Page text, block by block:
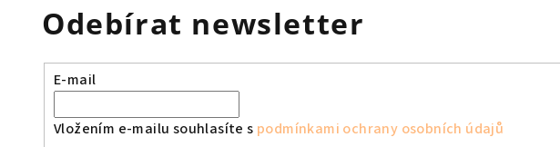
p
i
s
u
Odebírat newsletter
E-mail
Vložením e-mailu souhlasíte s podmínkami ochrany osobních údajů